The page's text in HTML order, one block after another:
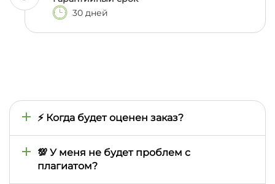
30 дней
⚡ Когда будет оценен заказ?
найдем подходящего автора, поэтому оно может
отличаться в зависимости от сложности
💯 У меня не будет проблем с
плагиатом?